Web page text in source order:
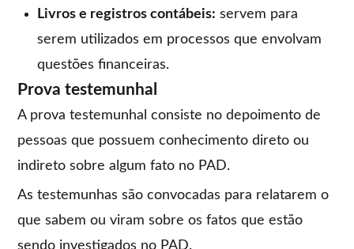
Livros e registros contábeis: servem para
serem utilizados em processos que envolvam
questões financeiras.
Prova testemunhal
A prova testemunhal consiste no depoimento de
pessoas que possuem conhecimento direto ou
indireto sobre algum fato no PAD.
As testemunhas são convocadas para relatarem o
que sabem ou viram sobre os fatos que estão
sendo investigados no PAD.